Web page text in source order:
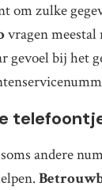
om zulke
vragen meestal
gevoel bij het
andere